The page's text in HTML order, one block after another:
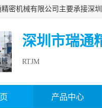
深圳市瑞通
RTJM
产品中心